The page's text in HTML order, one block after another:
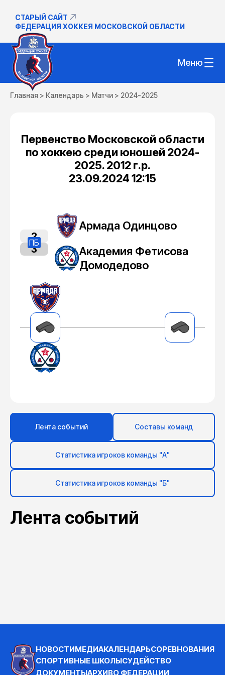
СТАРЫЙ САЙТ
ФЕДЕРАЦИЯ ХОККЕЯ МОСКОВСКОЙ ОБЛАСТИ
Меню
Главная > Календарь > Матчи > 2024-2025
Первенство Московской области
по хоккею среди юношей 2024-
2025. 2012 г.р.
23.09.2024 12:15
Армада Одинцово
2
ПБ
3
Академия Фетисова
Домодедово
Лента событий Составы команд
Статистика игроков команды "А"
Статистика игроков команды "Б"
Лента событий
НОВОСТИМЕДИАКАЛЕНДАРЬСОРЕВНОВАНИЯ
СПОРТИВНЫЕ ШКОЛЫСУДЕЙСТВО
ДОКУМЕНТЫАРХИВО ФЕДЕРАЦИИ